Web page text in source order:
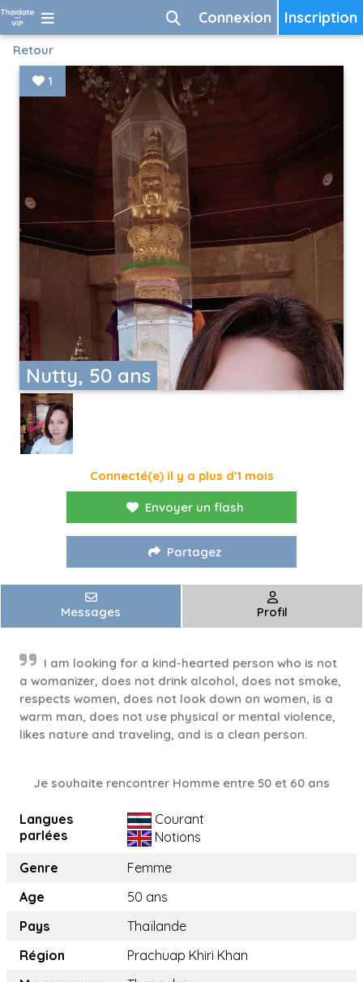
Inscription
Connexion
Retour
Nutty, 50 ans
1
Connecté(e) il y a plus d'1 mois
Envoyer un flash
Partagez
Messages Profil
I am looking for a kind-hearted person who is not
a womanizer, does not drink alcohol, does not smoke,
respects women, does not look down on women, is a
warm man, does not use physical or mental violence,
likes nature and traveling, and is a clean person.
Je souhaite rencontrer Homme entre 50 et 60 ans
Langues
parlées
Courant
Notions
Genre
Femme
Age
50 ans
Pays
Thaïlande
Région
Prachuap Khiri Khan